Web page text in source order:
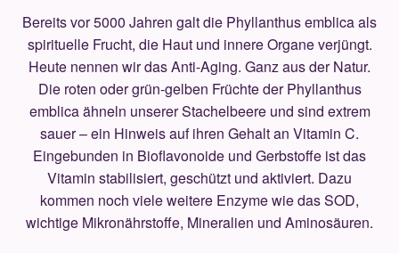
Bereits vor 5000 Jahren galt die Phyllanthus emblica als
spirituelle Frucht, die Haut und innere Organe verjüngt.
Heute nennen wir das Anti-Aging. Ganz aus der Natur.
Die roten oder grün-gelben Früchte der Phyllanthus
emblica ähneln unserer Stachelbeere und sind extrem
sauer – ein Hinweis auf ihren Gehalt an Vitamin C.
Eingebunden in Bioflavonoide und Gerbstoffe ist das
Vitamin stabilisiert, geschützt und aktiviert. Dazu
kommen noch viele weitere Enzyme wie das SOD,
wichtige Mikronährstoffe, Mineralien und Aminosäuren.